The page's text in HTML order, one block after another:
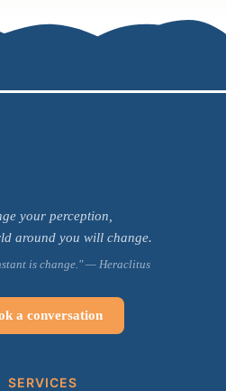
your perception,
around you will change.
is change." — Heraclitus
a conversation
SERVICES